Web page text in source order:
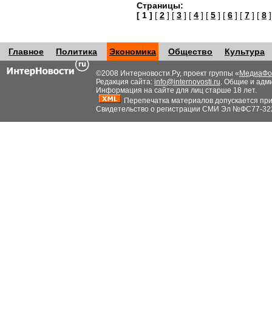
Страницы:
[ 1 ] [ 2 ] [ 3 ] [ 4 ] [ 5 ] [ 6 ] [ 7 ] [ 8
Главное Политика Экономика Общество Культура
©2008 Интерновости.Ру, проект группы «
Редакция сайта: info@internovosti.ru. Общие и
Информация на сайте для лиц старше 18 лет.
Перепечатка материалов допускается
Свидетельство о регистрации СМИ Эл №ФС77-